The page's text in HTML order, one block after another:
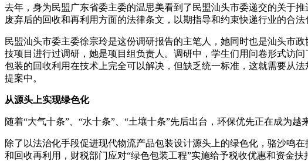
去年，身为民盟广东省委主委的温思美看到了民盟汕头市委递交的关于
废弃后的回收和再利用方面的法律条文，以期指导和约束快递行业的合
民盟汕头市委主委徐宗玲是这份调研报告的主笔人，她同时也是汕头市
技项目进行过调研，她是项目组负责人。调研中，学生们用问卷形式访
包装的回收利用在技术上完全可以解决，但缺乏统一标准，这就需要从
提案中。
从源头上实现绿色化
随着“大气十条”、“水十条”、“土壤十条”先后出台，环保优先正在成为
除了以法治化手段促进现代物流产品包装设计源头上的绿色化，骆沙鸣
和回收再利用，财税部门应对“绿色包装工程”实施给予税收优惠和资金